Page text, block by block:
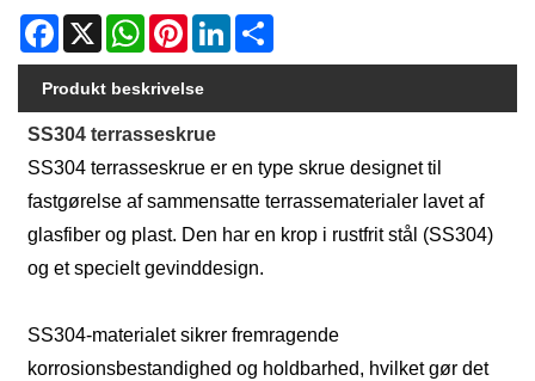
Facebook
X WhatsAppPinterestLinkedIn
Produkt beskrivelse
SS304 terrasseskrue
SS304 terrasseskrue er en type skrue designet til
fastgørelse af sammensatte terrassematerialer lavet af
glasfiber og plast. Den har en krop i rustfrit stål (SS304)
og et specielt gevinddesign.
SS304-materialet sikrer fremragende
korrosionsbestandighed og holdbarhed, hvilket gør det